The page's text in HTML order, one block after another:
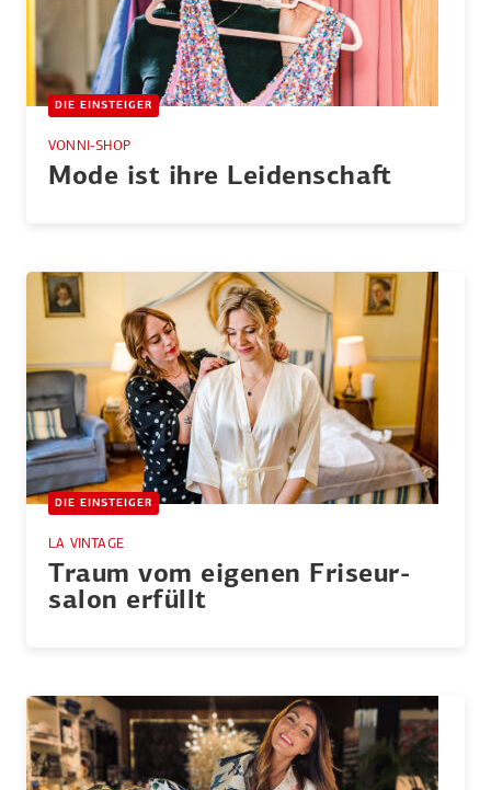
DIE EINSTEIGER
VONNI-SHOP
Mode ist ihre Leiden­schaft
DIE EINSTEIGER
LA VINTAGE
Traum vom eigenen Friseur­
salon erfüllt